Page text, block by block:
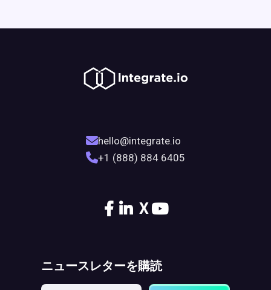
hello@integrate.io
+1 (888) 884 6405
X
ニュースレターを購読